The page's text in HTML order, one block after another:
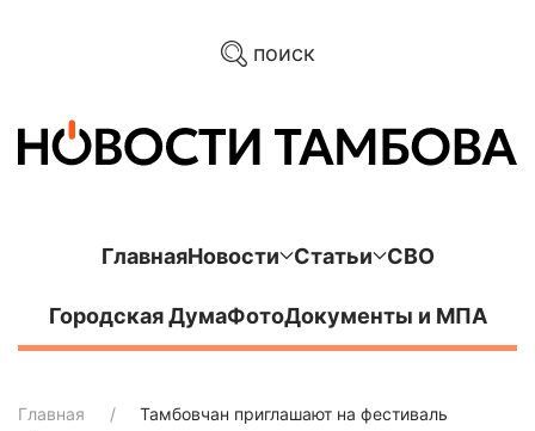
поиск
ГлавнаяНовости Статьи СВО
Городская ДумаФотоДокументы и МПА
Главная
Тамбовчан приглашают на фестиваль